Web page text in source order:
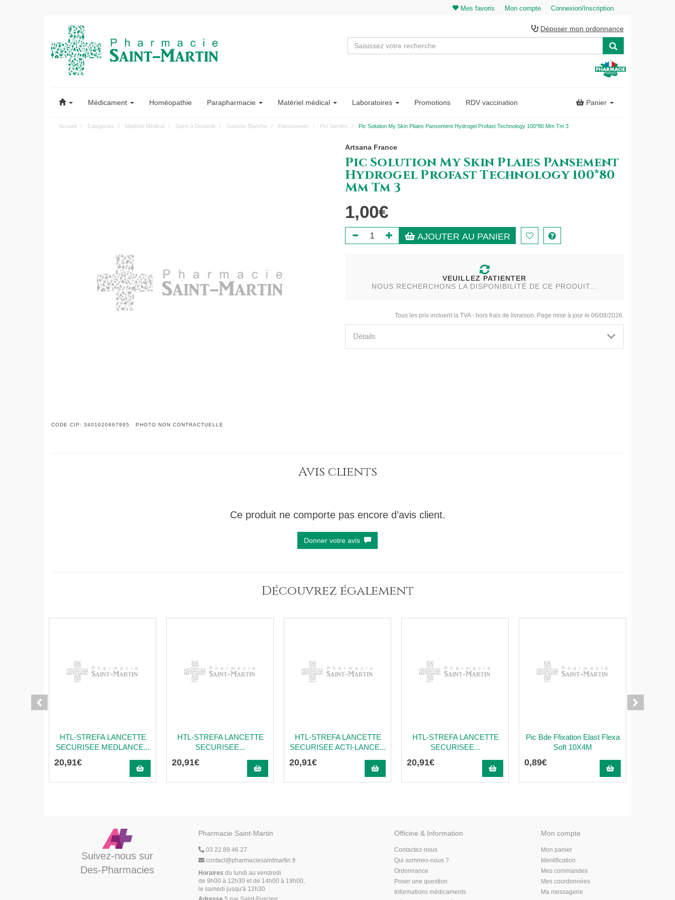
Mes favoris Mon compte Connexion/Inscription
Saint-
Martin
Déposer mon ordonnance
Médicament Homéopathie Parapharmacie Matériel médical Laboratoires Promotions RDV vaccination Panier
Accueil Catégories Matériel Médical Soins à Domicile Gamme Blanche Pansements Pst Steriles Pic Solution My Skin Plaies Pansement Hydrogel Profast Technology 100*80 Mm Tm 3
CODE CIP: 3401020667995 PHOTO NON CONTRACTUELLE
Artsana France
Pic Solution My Skin Plaies Pansement
Hydrogel Profast Technology 100*80
Mm Tm 3
1,00€
AJOUTER AU PANIER
VEUILLEZ PATIENTER
NOUS RECHERCHONS LA DISPONIBILITÉ DE CE PRODUIT...
Tous les prix incluent la TVA - hors frais de livraison. Page mise à jour le 06/08/2026.
Détails
Avis clients
Ce produit ne comporte pas encore d’avis client.
Donner votre avis
Découvrez également
HTL-STREFA LANCETTE
SECURISEE MEDLANCE...
20,91€
HTL-STREFA LANCETTE
SECURISEE...
20,91€
HTL-STREFA LANCETTE
SECURISEE ACTI-LANCE...
20,91€
HTL-STREFA LANCETTE
SECURISEE...
20,91€
Pic Bde Ffixation Elast Flexa
Soft 10X4M
0,89€
Suivez-nous sur
Des-Pharmacies
Pharmacie Saint-Martin
03 22 89 46 27
contact@pharmaciesaintmartin.fr
Horaires du lundi au vendredi
de 9h00 à 12h30 et de 14h00 à 19h00,
le samedi jusqu'à 12h30
Officine & Information
Contactez-nous
Qui sommes-nous ?
Ordonnance
Poser une question
Informations médicaments
Mon compte
Mon panier
Identification
Mes commandes
Mes coordonnées
Ma messagerie